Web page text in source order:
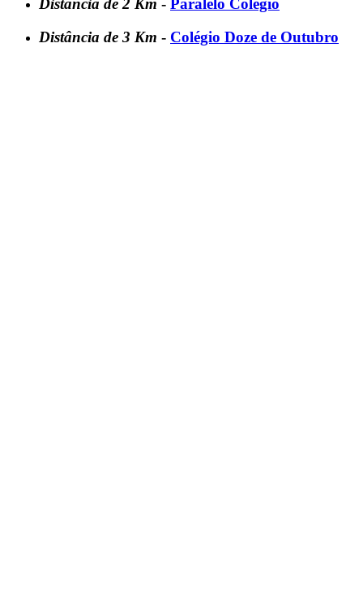
Distância de 2 Km - Paralelo Colégio
Distância de 3 Km - Colégio Doze de Outubro